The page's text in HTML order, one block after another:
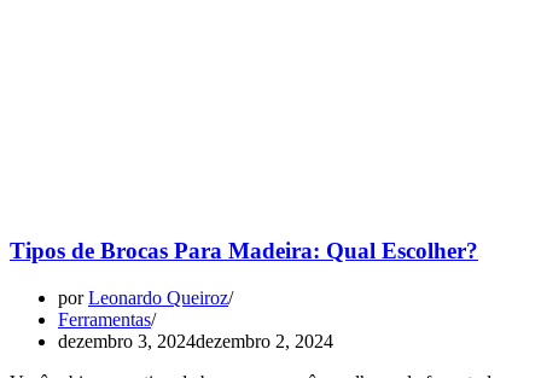
Tipos de Brocas Para Madeira: Qual Escolher?
porLeonardo Queiroz
Ferramentas
dezembro 3, 2024dezembro 2, 2024